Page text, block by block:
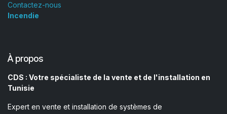
Contactez-nous
Incendie
À propos
CDS : Votre spécialiste de la vente et de l'installation en
Tunisie
Expert en vente et installation de systèmes de